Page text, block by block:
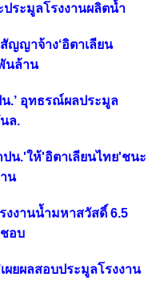
ระมูลโรงงานผลิตน้ำ
สัญญาจ้าง‘อิตาเลียน
นล้าน
น.’ อุทธรณ์ผลประมูล
ล.
น.'ให้'อิตาเลียนไทย'ชนะ
น
งงานน้ำมหาสวัสดิ์ 6.5
อบ
ผยผลสอบประมูลโรงงาน